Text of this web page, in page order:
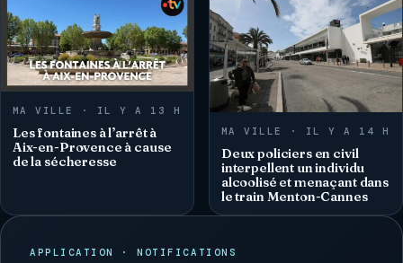
MA VILLE · IL Y A 13 H
Les fontaines à l’arrêt à
Aix-en-Provence à cause
de la sécheresse
MA VILLE · IL Y A 14 H
Deux policiers en civil
interpellent un individu
alcoolisé et menaçant dans
le train Menton-Cannes
APPLICATION · NOTIFICATIONS